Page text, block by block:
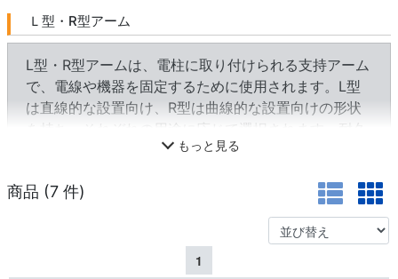
Ｌ型・R型アーム
L型・R型アームは、電柱に取り付けられる支持アーム
で、電線や機器を固定するために使用されます。L型
は直線的な設置向け、R型は曲線的な設置向けの形状
を持ち、それぞれの用途に応じて選択されます。耐久
性が高く、電力・通信インフラの安定化に寄与しま
適切な張力保持にも役立ちます。
もっと見る
商品 (7 件)
1